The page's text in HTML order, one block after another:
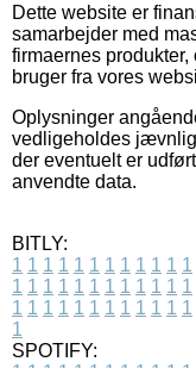
Dette website er
samarbejder med
firmaernes
bruger fra vores
Oplysninger
vedligeholdes
der eventuelt er
anvendte data.
BITLY:
1 1 1 1 1 1 1 1 1 1 1 1
1 1 1 1 1 1 1 1 1 1 1 1
1 1 1 1 1 1 1 1 1 1 1 1
1
SPOTIFY: